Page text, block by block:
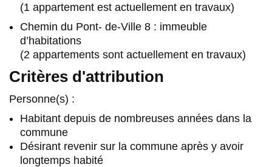
(1 appartement est actuellement en travaux)
Chemin du Pont- de-Ville 8 : immeuble
d’habitations
(2 appartements sont actuellement en travaux)
Critères d'attribution
Personne(s) :
Habitant depuis de nombreuses années dans la
commune
Désirant revenir sur la commune après y avoir
longtemps habité